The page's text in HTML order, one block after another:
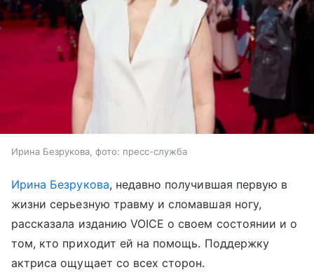
Ирина Безрукова, фото: пресс-служба
Ирина Безрукова, недавно получившая первую в
жизни серьезную травму и сломавшая ногу,
рассказала изданию VOICE о своем состоянии и о
том, кто приходит ей на помощь. Поддержку
актриса ощущает со всех сторон.